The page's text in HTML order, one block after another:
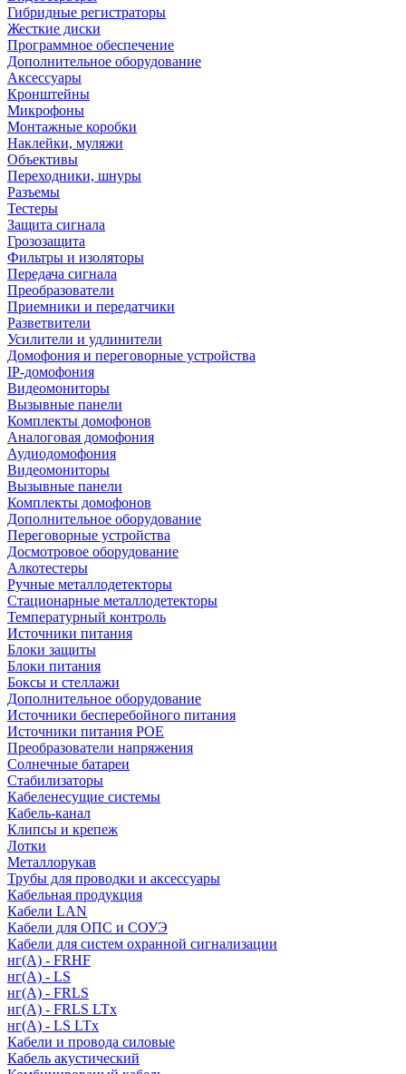
Гибридные регистраторы
Жесткие диски
Программное обеспечение
Дополнительное оборудование
Аксессуары
Кронштейны
Микрофоны
Монтажные коробки
Наклейки, муляжи
Объективы
Переходники, шнуры
Разъемы
Тестеры
Защита сигнала
Грозозащита
Фильтры и изоляторы
Передача сигнала
Преобразователи
Приемники и передатчики
Разветвители
Усилители и удлинители
Домофония и переговорные устройства
IP-домофония
Видеомониторы
Вызывные панели
Комплекты домофонов
Аналоговая домофония
Аудиодомофония
Видеомониторы
Вызывные панели
Комплекты домофонов
Дополнительное оборудование
Переговорные устройства
Досмотровое оборудование
Алкотестеры
Ручные металлодетекторы
Стационарные металлодетекторы
Температурный контроль
Источники питания
Блоки защиты
Блоки питания
Боксы и стеллажи
Дополнительное оборудование
Источники бесперебойного питания
Источники питания POE
Преобразователи напряжения
Солнечные батареи
Стабилизаторы
Кабеленесущие системы
Кабель-канал
Клипсы и крепеж
Лотки
Металлорукав
Трубы для проводки и аксессуары
Кабельная продукция
Кабели LAN
Кабели для ОПС и СОУЭ
Кабели для систем охранной сигнализации
нг(A) - FRHF
нг(A) - LS
нг(А) - FRLS
нг(А) - FRLS LTx
нг(А) - LS LTx
Кабели и провода силовые
Кабель акустический